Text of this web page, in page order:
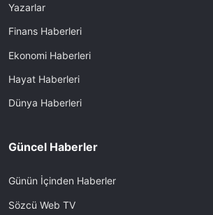
Yazarlar
Finans Haberleri
Ekonomi Haberleri
Hayat Haberleri
Dünya Haberleri
Güncel Haberler
Günün İçinden Haberler
Sözcü Web TV